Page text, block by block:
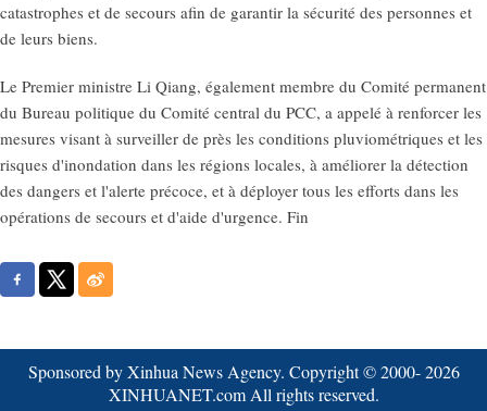
catastrophes et de secours afin de garantir la sécurité des personnes et
de leurs biens.
Le Premier ministre Li Qiang, également membre du Comité permanent
du Bureau politique du Comité central du PCC, a appelé à renforcer les
mesures visant à surveiller de près les conditions pluviométriques et les
risques d'inondation dans les régions locales, à améliorer la détection
des dangers et l'alerte précoce, et à déployer tous les efforts dans les
opérations de secours et d'aide d'urgence. Fin
Sponsored by Xinhua News Agency. Copyright © 2000-2026
XINHUANET.com All rights reserved.